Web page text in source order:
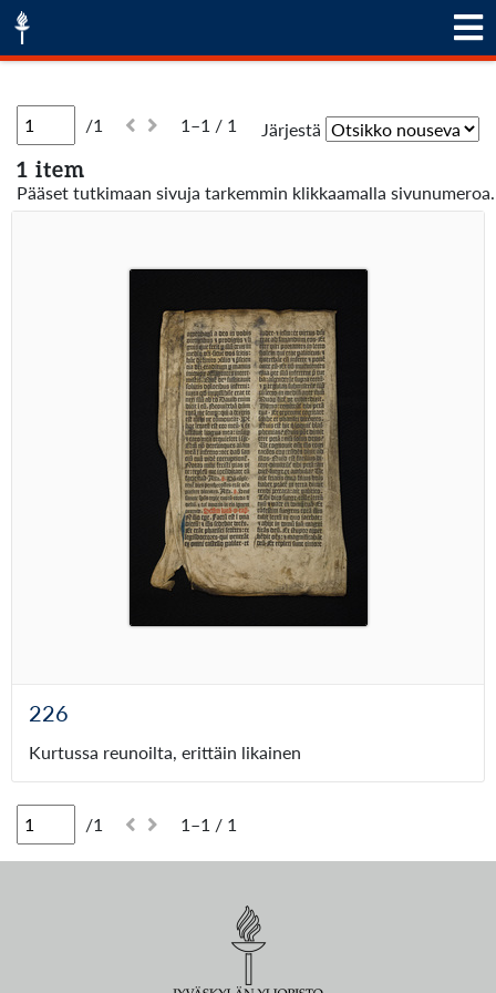
/1 1–1 / 1 Järjestä
1 item
Pääset tutkimaan sivuja tarkemmin klikkaamalla sivunumeroa.
226
Kurtussa reunoilta, erittäin likainen
/1 1–1 / 1